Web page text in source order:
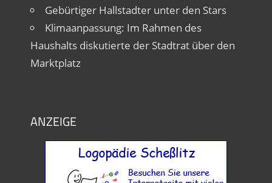
Gebürtiger Hallstadter unter den Stars
Klimaanpassung: Im Rahmen des
Haushalts diskutierte der Stadtrat über den
Marktplatz
ANZEIGE